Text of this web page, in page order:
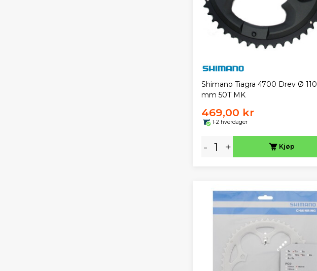
Shimano Tiagra 4700 Drev Ø 110
mm 50T MK
469,00 kr
1-2 hverdager
- + Kjøp